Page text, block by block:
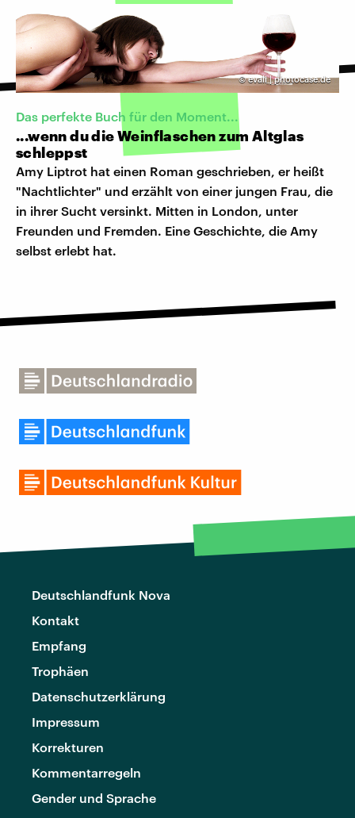
©evali | photocase.de
Das perfekte Buch für den Moment...
...wenn du die Weinflaschen zum Altglas
schleppst
Amy Liptrot hat einen Roman geschrieben, er heißt
"Nachtlichter" und erzählt von einer jungen Frau, die
in ihrer Sucht versinkt. Mitten in London, unter
Freunden und Fremden. Eine Geschichte, die Amy
selbst erlebt hat.
Deutschlandfunk Nova
Kontakt
Empfang
Trophäen
Datenschutzerklärung
Impressum
Korrekturen
Kommentarregeln
Gender und Sprache